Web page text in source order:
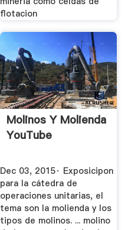
flotacion
Molinos Y Molienda
YouTube
Dec 03, 2015· Exposicipon
para la cátedra de
operaciones unitarias, el
tema son la molienda y los
tipos de molinos. ... molino